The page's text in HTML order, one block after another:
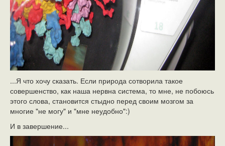
...Я что хочу сказать. Если природа сотворила такое
совершенство, как наша нервна система, то мне, не побоюсь
этого слова, становится стыдно перед своим мозгом за
многие "не могу" и "мне неудобно":)
И в завершение...